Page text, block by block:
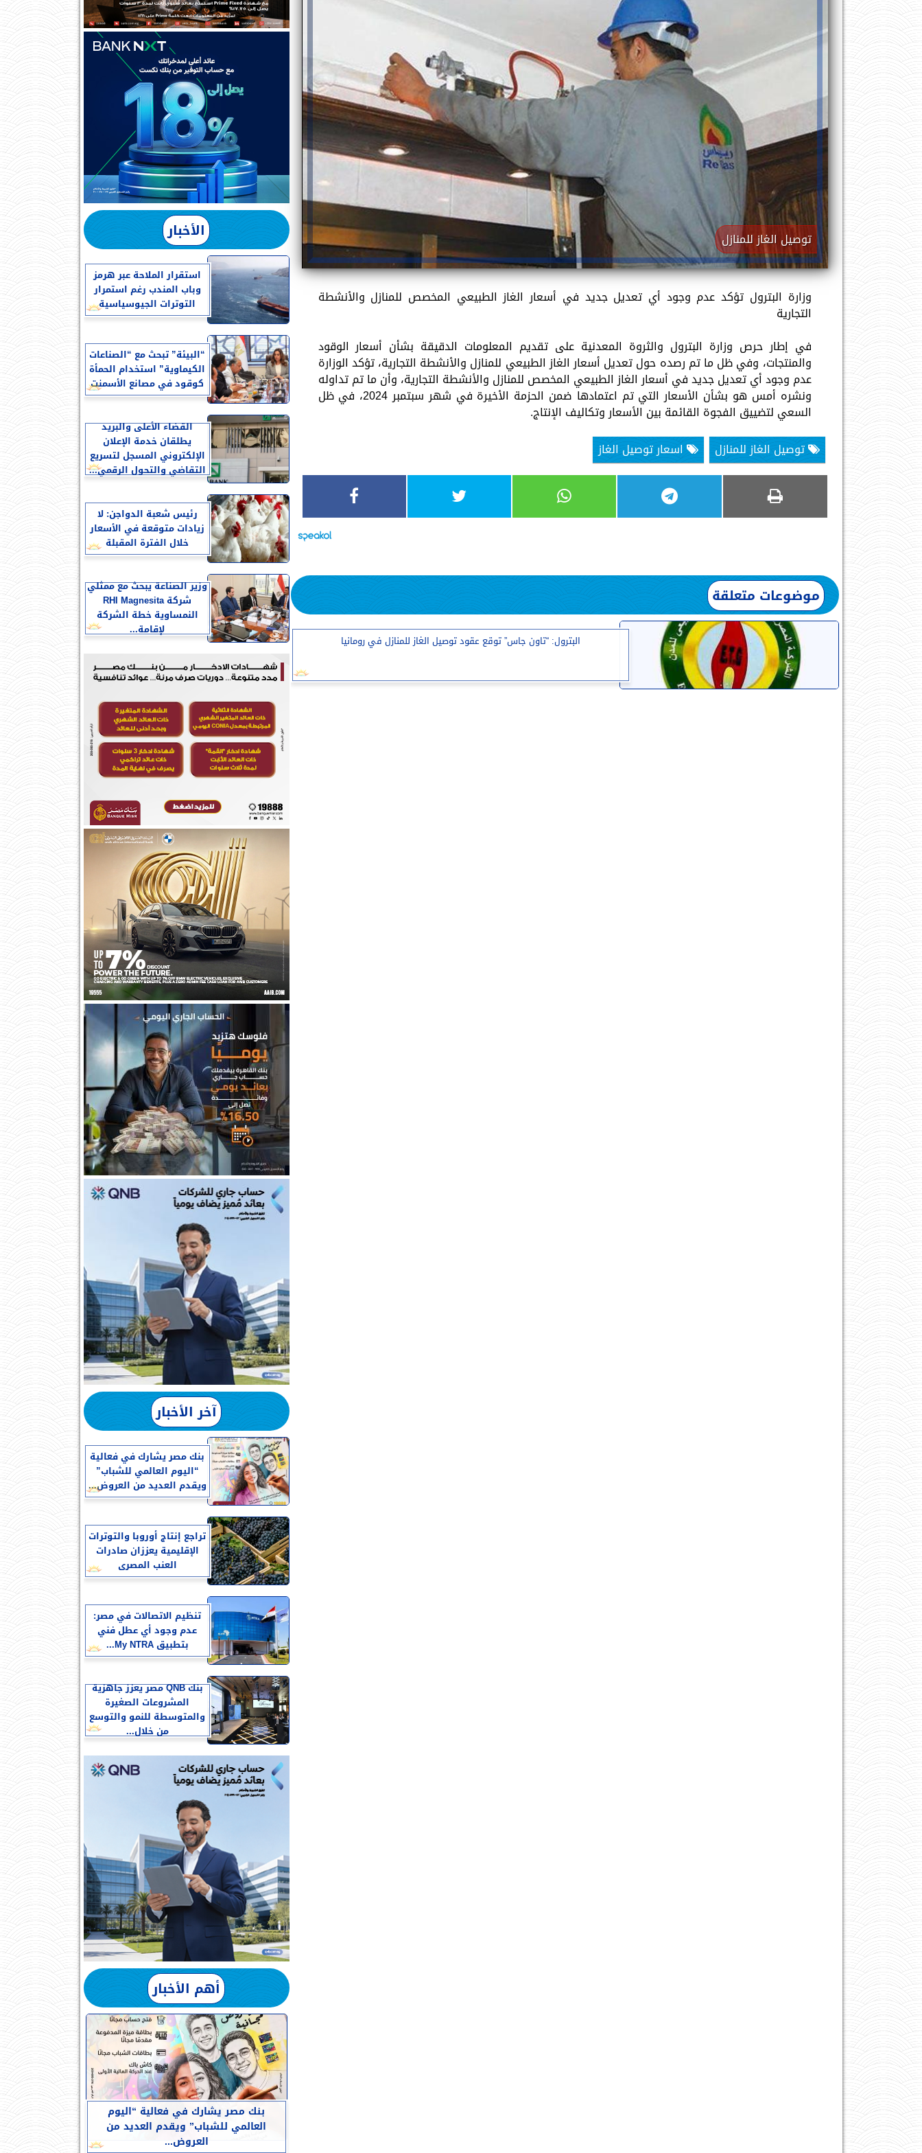
توصيل الغاز للمنازل
وزارة البترول تؤكد عدم وجود أي تعديل جديد في أسعار الغاز الطبيعي المخصص للمنازل والأنشطة
التجارية
في إطار حرص وزارة البترول والثروة المعدنية على تقديم المعلومات الدقيقة بشأن أسعار الوقود
والمنتجات، وفي ظل ما تم رصده حول تعديل أسعار الغاز الطبيعي للمنازل والأنشطة التجارية، تؤكد الوزارة
عدم وجود أي تعديل جديد في أسعار الغاز الطبيعي المخصص للمنازل والأنشطة التجارية، وأن ما تم تداوله
ونشره أمس هو بشأن الأسعار التي تم اعتمادها ضمن الحزمة الأخيرة في شهر سبتمبر 2024، في ظل
السعي لتضييق الفجوة القائمة بين الأسعار وتكاليف الإنتاج.
توصيل الغاز للمنازل
اسعار توصيل الغاز
موضوعات متعلقة
البترول: “تاون جاس” توقع عقود توصيل الغاز للمنازل في رومانيا
الأخبار
استقرار الملاحة عبر هرمز
وباب المندب رغم استمرار
التوترات الجيوسياسية
“البيئة” تبحث مع “الصناعات
الكيماوية” استخدام الحمأة
كوقود في مصانع الأسمنت
القضاء الأعلى والبريد
يطلقان خدمة الإعلان
الإلكتروني المسجل لتسريع
التقاضي والتحول الرقمي...
رئيس شعبة الدواجن: لا
زيادات متوقعة في الأسعار
خلال الفترة المقبلة
وزير الصناعة يبحث مع ممثلي
شركة RHI Magnesita
النمساوية خطة الشركة
لإقامة...
آخر الأخبار
بنك مصر يشارك في فعالية
“اليوم العالمي للشباب”
ويقدم العديد من العروض...
تراجع إنتاج أوروبا والتوترات
الإقليمية يعززان صادرات
العنب المصرى
تنظيم الاتصالات في مصر:
عدم وجود أي عطل فني
بتطبيق My NTRA...
بنك QNB مصر يعزز جاهزية
المشروعات الصغيرة
والمتوسطة للنمو والتوسع
من خلال...
أهم الأخبار
بنك مصر يشارك في فعالية “اليوم
العالمي للشباب” ويقدم العديد من
العروض...